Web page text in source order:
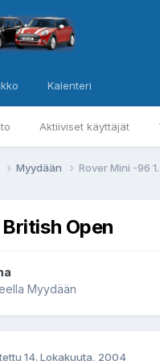
Aktiiviset käyttäjät
Kalenteri
Myydään Rover Mini -96
Open
Myydään
14. Lokakuuta, 2004